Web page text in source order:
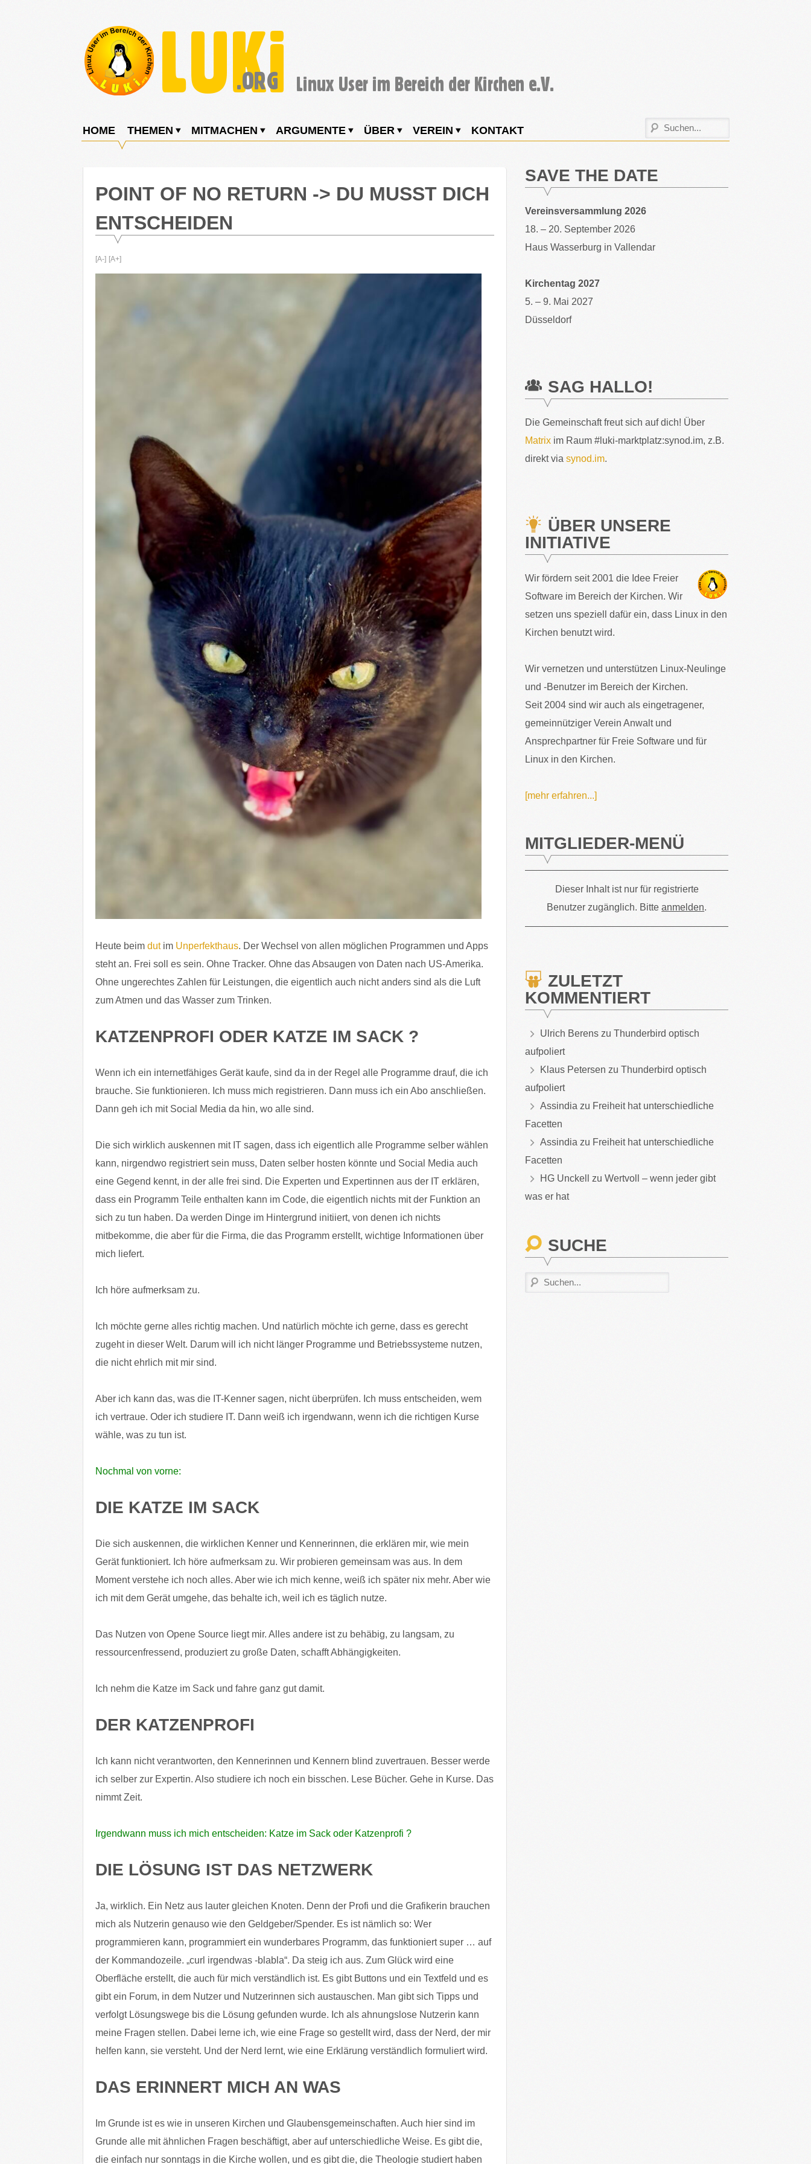
E.V.
User
Bereich
Kirchen
HOME THEMEN MITMACHEN ARGUMENTE ÜBER VEREIN KONTAKT
POINT OF NO RETURN -> DU MUSST DICH
ENTSCHEIDEN
[A-] [A+]
Heute beim dutim Unperfekthaus. Der Wechsel von allen möglichen Programmen und Apps
steht an. Frei soll es sein. Ohne Tracker. Ohne das Absaugen von Daten nach US-Amerika.
Ohne ungerechtes Zahlen für Leistungen, die eigentlich auch nicht anders sind als die Luft
zum Atmen und das Wasser zum Trinken.
KATZENPROFI ODER KATZE IM SACK ?
Wenn ich ein internetfähiges Gerät kaufe, sind da in der Regel alle Programme drauf, die ich
brauche. Sie funktionieren. Ich muss mich registrieren. Dann muss ich ein Abo anschließen.
Dann geh ich mit Social Media da hin, wo alle sind.
Die sich wirklich auskennen mit IT sagen, dass ich eigentlich alle Programme selber wählen
kann, nirgendwo registriert sein muss, Daten selber hosten könnte und Social Media auch
eine Gegend kennt, in der alle frei sind. Die Experten und Expertinnen aus der IT erklären,
dass ein Programm Teile enthalten kann im Code, die eigentlich nichts mit der Funktion an
sich zu tun haben. Da werden Dinge im Hintergrund initiiert, von denen ich nichts
mitbekomme, die aber für die Firma, die das Programm erstellt, wichtige Informationen über
mich liefert.
Ich höre aufmerksam zu.
Ich möchte gerne alles richtig machen. Und natürlich möchte ich gerne, dass es gerecht
zugeht in dieser Welt. Darum will ich nicht länger Programme und Betriebssysteme nutzen,
die nicht ehrlich mit mir sind.
Aber ich kann das, was die IT-Kenner sagen, nicht überprüfen. Ich muss entscheiden, wem
ich vertraue. Oder ich studiere IT. Dann weiß ich irgendwann, wenn ich die richtigen Kurse
wähle, was zu tun ist.
Nochmal von vorne:
DIE KATZE IM SACK
Die sich auskennen, die wirklichen Kenner und Kennerinnen, die erklären mir, wie mein
Gerät funktioniert. Ich höre aufmerksam zu. Wir probieren gemeinsam was aus. In dem
Moment verstehe ich noch alles. Aber wie ich mich kenne, weiß ich später nix mehr. Aber wie
ich mit dem Gerät umgehe, das behalte ich, weil ich es täglich nutze.
Das Nutzen von Opene Source liegt mir. Alles andere ist zu behäbig, zu langsam, zu
ressourcenfressend, produziert zu große Daten, schafft Abhängigkeiten.
Ich nehm die Katze im Sack und fahre ganz gut damit.
DER KATZENPROFI
Ich kann nicht verantworten, den Kennerinnen und Kennern blind zuvertrauen. Besser werde
ich selber zur Expertin. Also studiere ich noch ein bisschen. Lese Bücher. Gehe in Kurse. Das
nimmt Zeit.
Irgendwann muss ich mich entscheiden: Katze im Sack oder Katzenprofi ?
DIE LÖSUNG IST DAS NETZWERK
Ja, wirklich. Ein Netz aus lauter gleichen Knoten. Denn der Profi und die Grafikerin brauchen
mich als Nutzerin genauso wie den Geldgeber/Spender. Es ist nämlich so: Wer
programmieren kann, programmiert ein wunderbares Programm, das funktioniert super … auf
der Kommandozeile. „curl irgendwas -blabla“. Da steig ich aus. Zum Glück wird eine
Oberfläche erstellt, die auch für mich verständlich ist. Es gibt Buttons und ein Textfeld und es
gibt ein Forum, in dem Nutzer und Nutzerinnen sich austauschen. Man gibt sich Tipps und
verfolgt Lösungswege bis die Lösung gefunden wurde. Ich als ahnungslose Nutzerin kann
meine Fragen stellen. Dabei lerne ich, wie eine Frage so gestellt wird, dass der Nerd, der mir
helfen kann, sie versteht. Und der Nerd lernt, wie eine Erklärung verständlich formuliert wird.
DAS ERINNERT MICH AN WAS
Im Grunde ist es wie in unseren Kirchen und Glaubensgemeinschaften. Auch hier sind im
Grunde alle mit ähnlichen Fragen beschäftigt, aber auf unterschiedliche Weise. Es gibt die,
die einfach nur sonntags in die Kirche wollen, und es gibt die, die Theologie studiert haben
SAVE THE DATE
Vereinsversammlung 2026
18. – 20. September 2026
Haus Wasserburg in Vallendar
Kirchentag 2027
5. – 9. Mai 2027
Düsseldorf
SAG HALLO!
Die Gemeinschaft freut sich auf dich! Über
Matrix im Raum #luki-marktplatz:synod.im, z.B.
direkt viasynod.im.
ÜBER UNSERE
INITIATIVE
Wir fördern seit 2001 die Idee Freier
Software im Bereich der Kirchen. Wir
setzen uns speziell dafür ein, dass Linux in den
Kirchen benutzt wird.
Wir vernetzen und unterstützen Linux-Neulinge
und -Benutzer im Bereich der Kirchen.
Seit 2004 sind wir auch als eingetragener,
gemeinnütziger Verein Anwalt und
Ansprechpartner für Freie Software und für
Linux in den Kirchen.
[mehr erfahren...]
MITGLIEDER-MENÜ
Dieser Inhalt ist nur für registrierte
Benutzer zugänglich. Bitteanmelden.
ZULETZT
KOMMENTIERT
Ulrich Berenszu Thunderbird optisch
aufpoliert
Klaus Petersen zu Thunderbird optisch
aufpoliert
Assindia zu Freiheit hat unterschiedliche
Facetten
Assindia zu Freiheit hat unterschiedliche
Facetten
HG Unckell
zu Wertvoll – wenn jeder gibt
was er hat
SUCHE